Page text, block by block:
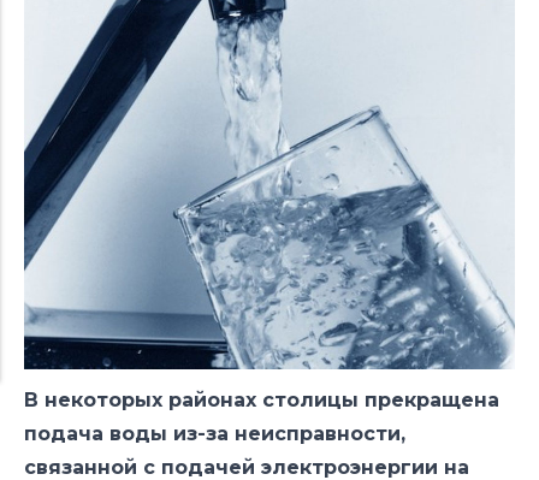
В некоторых районах столицы прекращена
подача воды из-за неисправности,
связанной с подачей электроэнергии на